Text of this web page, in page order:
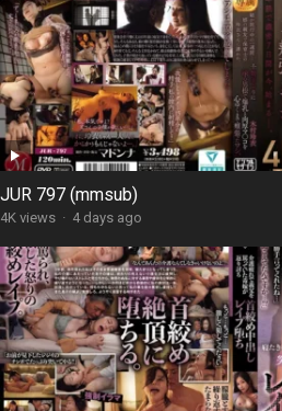
JUR 797 (mmsub)
4K views · 4 days ago